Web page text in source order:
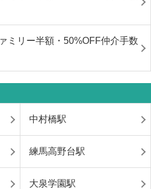
ミリー半額・50%OFF仲介手数
中村橋駅
練馬高野台駅
大泉学園駅